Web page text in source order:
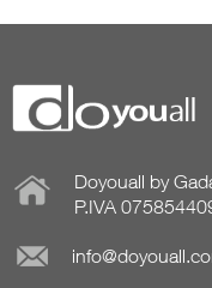
Doyouall by
P.IVA